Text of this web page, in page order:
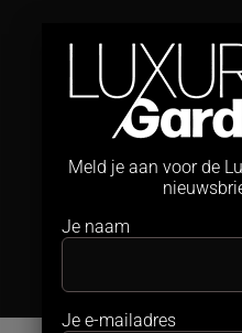
ruimte
Studio
PUUR
Meld je aan voor de
Je naam
Je e-mailadres